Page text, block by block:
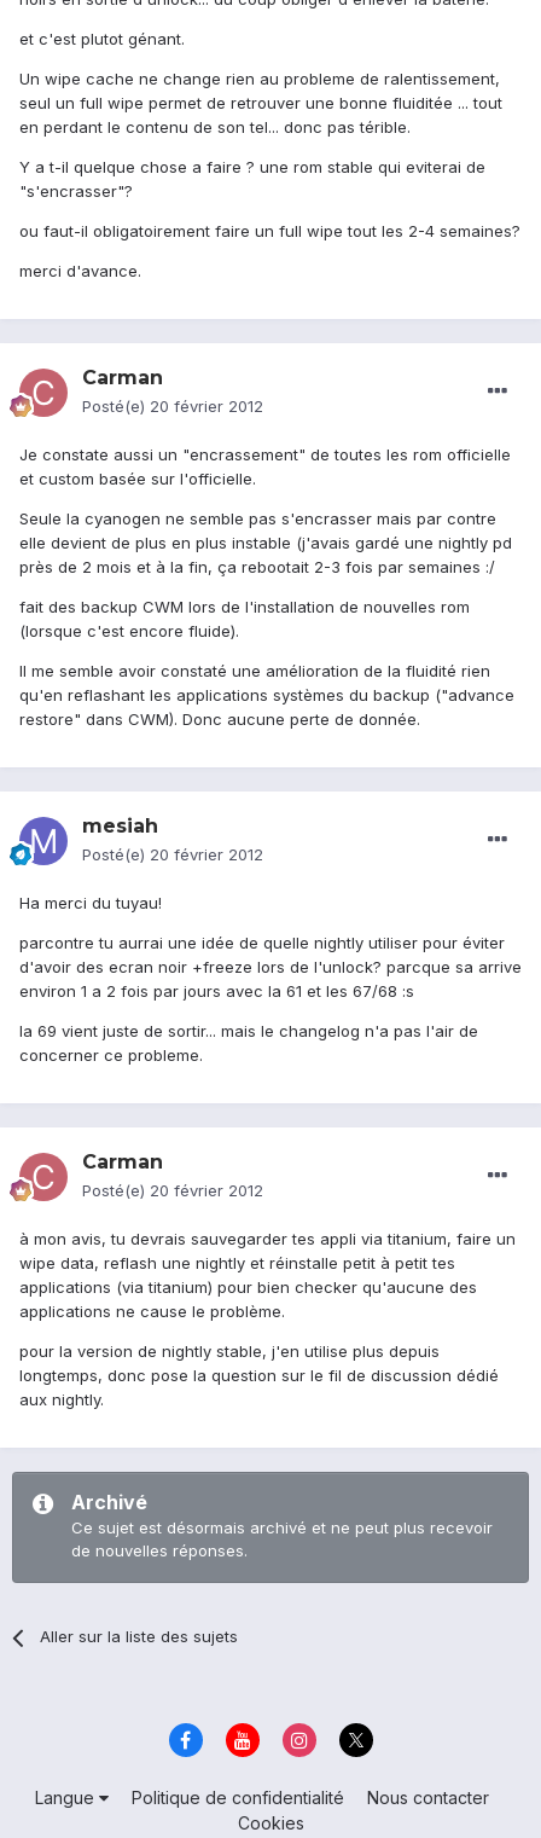
et c'est plutot génant.
Un wipe cache ne change rien au probleme de ralentissement,
seul un full wipe permet de retrouver une bonne fluiditée ... tout
en perdant le contenu de son tel... donc pas térible.
Y a t-il quelque chose a faire ? une rom stable qui eviterai de
"s'encrasser"?
ou faut-il obligatoirement faire un full wipe tout les 2-4 semaines?
merci d'avance.
Carman
Posté(e) 20 février 2012
Je constate aussi un "encrassement" de toutes les rom officielle
et custom basée sur l'officielle.
Seule la cyanogen ne semble pas s'encrasser mais par contre
elle devient de plus en plus instable (j'avais gardé une nightly pd
près de 2 mois et à la fin, ça rebootait 2-3 fois par semaines :/
fait des backup CWM lors de l'installation de nouvelles rom
(lorsque c'est encore fluide).
Il me semble avoir constaté une amélioration de la fluidité rien
qu'en reflashant les applications systèmes du backup ("advance
restore" dans CWM). Donc aucune perte de donnée.
mesiah
Posté(e) 20 février 2012
Ha merci du tuyau!
parcontre tu aurrai une idée de quelle nightly utiliser pour éviter
d'avoir des ecran noir +freeze lors de l'unlock? parcque sa arrive
environ 1 a 2 fois par jours avec la 61 et les 67/68 :s
la 69 vient juste de sortir... mais le changelog n'a pas l'air de
concerner ce probleme.
Carman
Posté(e) 20 février 2012
à mon avis, tu devrais sauvegarder tes appli via titanium, faire un
wipe data, reflash une nightly et réinstalle petit à petit tes
applications (via titanium) pour bien checker qu'aucune des
applications ne cause le problème.
pour la version de nightly stable, j'en utilise plus depuis
longtemps, donc pose la question sur le fil de discussion dédié
aux nightly.
Archivé
Ce sujet est désormais archivé et ne peut plus recevoir
de nouvelles réponses.
Aller sur la liste des sujets
Langue Politique de confidentialité
Nous contacter
Cookies